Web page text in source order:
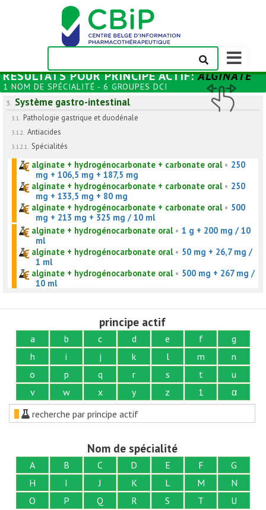
Afficher/
la
barre
de
navigation
RÉSULTATS POURPRINCIPE ACTIF:ALGINATE
1 NOM DE SPÉCIALITÉ - 6 GROUPES DCI
3. Système gastro-intestinal
3.1. Pathologie gastrique et duodénale
3.1.2. Antiacides
3.1.2.1. Spécialités
alginate + hydrogénocarbonate + carbonate oral• 250
mg + 106,5 mg + 187,5 mg
alginate + hydrogénocarbonate + carbonate oral• 250
mg + 133,5 mg + 80 mg
alginate + hydrogénocarbonate + carbonate oral• 500
mg + 213 mg + 325 mg / 10 ml
alginate + hydrogénocarbonate oral• 1 g + 200 mg / 10
ml
alginate + hydrogénocarbonate oral• 50 mg + 26,7 mg /
1 ml
alginate + hydrogénocarbonate oral• 500 mg + 267 mg /
10 ml
principe actif
a b c d e f
g
h
i j k l m
n
o
p q r s t
u
v
w x y z 1
α
recherche par principe actif
Nom de spécialité
A B C D E F
G
H
I J K L M
N
O
P Q R S T
U